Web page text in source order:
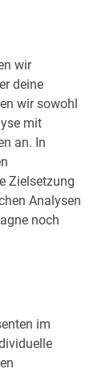
wir
deine
wir sowohl
mit
an. In
Zielsetzung
Analysen
noch
im